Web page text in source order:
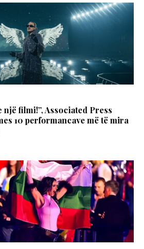
një filmi!”, Associated Press
10 performancave më të mira